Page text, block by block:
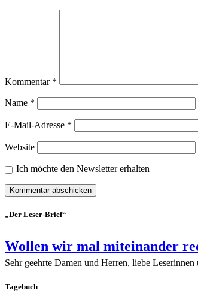
Kommentar *
Name *
E-Mail-Adresse *
Website
Ich möchte den Newsletter erhalten
„Der Leser-Brief“
Wollen wir mal miteinander
Sehr geehrte Damen und Herren, liebe
Tagebuch